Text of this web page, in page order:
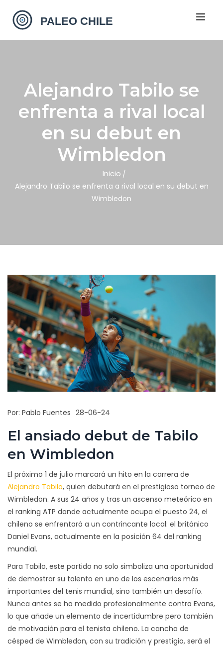
Alejandro Tabilo se
enfrenta a rival local
en su debut en
Wimbledon
Inicio
Alejandro Tabilo se enfrenta a rival local en su debut en
Wimbledon
Por: Pablo Fuentes 28-06-24
El ansiado debut de Tabilo
en Wimbledon
El próximo 1 de julio marcará un hito en la carrera de
Alejandro Tabilo, quien debutará en el prestigioso torneo de
Wimbledon. A sus 24 años y tras un ascenso meteórico en
el ranking ATP donde actualmente ocupa el puesto 24, el
chileno se enfrentará a un contrincante local: el británico
Daniel Evans, actualmente en la posición 64 del ranking
mundial.
Para Tabilo, este partido no solo simboliza una oportunidad
de demostrar su talento en uno de los escenarios más
importantes del tenis mundial, sino también un desafío.
Nunca antes se ha medido profesionalmente contra Evans,
lo que añade un elemento de incertidumbre pero también
de motivación para el tenista chileno. La cancha de
césped de Wimbledon, con su tradición y prestigio, será el